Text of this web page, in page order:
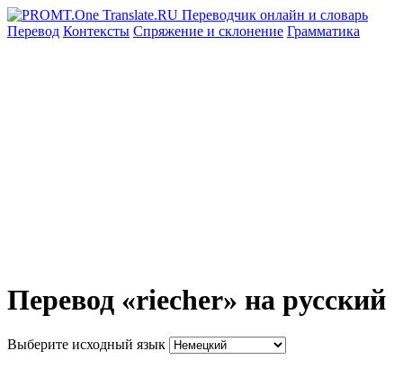
Перевод Контексты Спряжение и склонение Грамматика
Перевод «riecher» на русский
Выберите исходный язык